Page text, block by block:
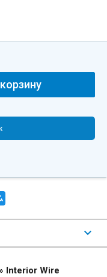
Interior Wire